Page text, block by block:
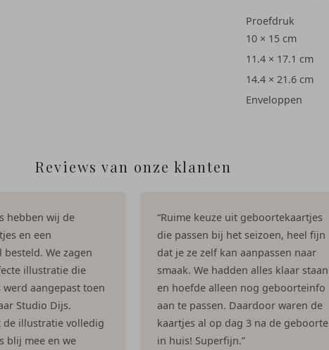
Proefdruk
10 × 15 cm
11.4 × 17.1 cm
14.4 × 21.6 cm
Enveloppen
Reviews van onze klanten
hebben wij de
en een
We zagen
illustratie die
aangepast toen
Studio Dijs.
de illustratie volledig
blij mee en we
“Ruime keuze uit geboortekaartjes
die passen bij het seizoen, heel fijn
dat je ze zelf kan aanpassen naar
smaak. We hadden alles klaar staan
en hoefde alleen nog geboorteinfo
aan te passen. Daardoor waren de
kaartjes al op dag 3 na de geboorte
in huis! Superfijn.”